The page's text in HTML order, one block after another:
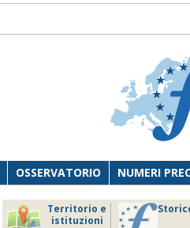
OSSERVATORIO NUMERI
Territorio e
istituzioni